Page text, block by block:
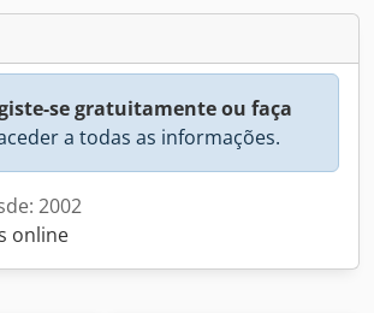
se gratuitamente ou faça
a todas as informações.
2002
online